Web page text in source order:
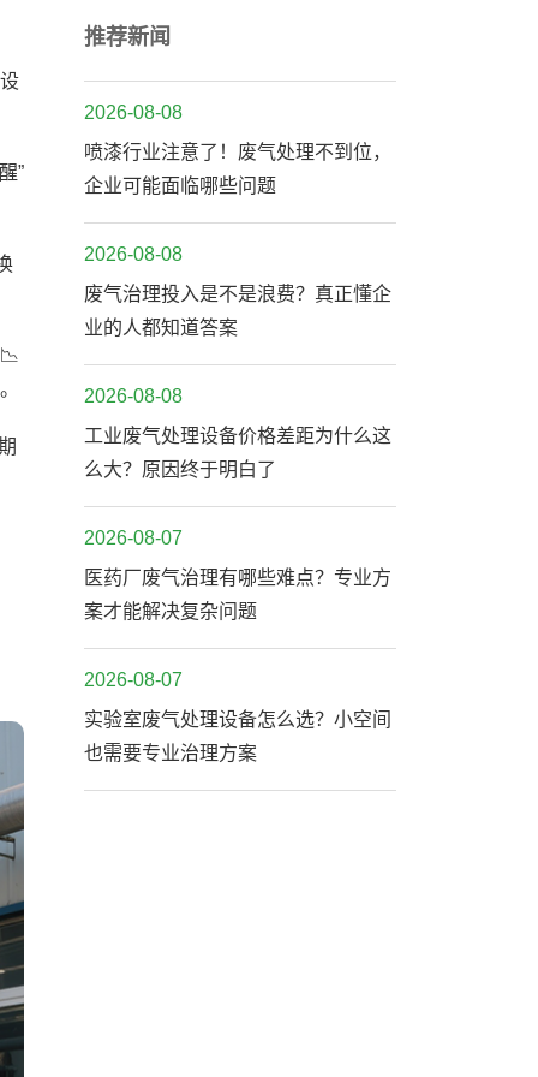
”
推荐新闻
2026-08-08
喷漆行业注意了！废气处理不到位，
企业可能面临哪些问题
2026-08-08
废气治理投入是不是浪费？真正懂企
业的人都知道答案
2026-08-08
工业废气处理设备价格差距为什么这
么大？原因终于明白了
2026-08-07
医药厂废气治理有哪些难点？专业方
案才能解决复杂问题
2026-08-07
实验室废气处理设备怎么选？小空间
也需要专业治理方案